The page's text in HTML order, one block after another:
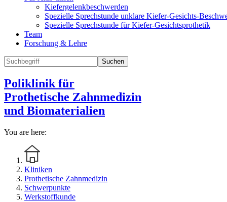
Kiefergelenkbeschwerden
Spezielle Sprechstunde unklare Kiefer-Gesichts-
Spezielle Sprechstunde für Kiefer-Gesichtsprothetik
Team
Forschung & Lehre
Suchen
Poliklinik für
Prothetische Zahnmedizin
und Biomaterialien
You are here:
Kliniken
Prothetische Zahnmedizin
Schwerpunkte
Werkstoffkunde